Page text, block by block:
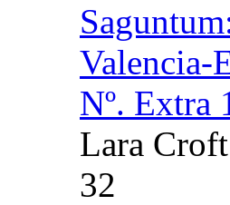
Valencia-
Nº. Extra
Lara
32